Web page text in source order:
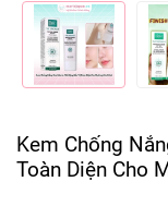
Kem Chống
Toàn Diện Cho